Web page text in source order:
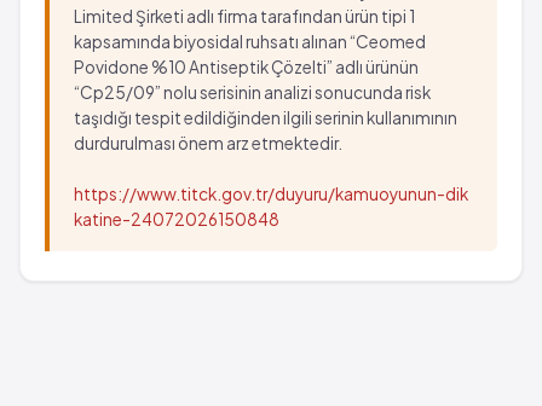
Limited Şirketi adlı firma tarafından ürün tipi 1
kapsamında biyosidal ruhsatı alınan “Ceomed
Povidone %10 Antiseptik Çözelti” adlı ürünün
“Cp25/09” nolu serisinin analizi sonucunda risk
taşıdığı tespit edildiğinden ilgili serinin kullanımının
durdurulması önem arz etmektedir.
https://www.titck.gov.tr/duyuru/kamuoyunun-dik
katine-24072026150848